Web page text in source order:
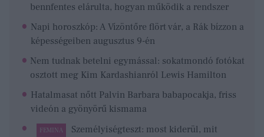
bennfentes elárulta, hogyan működik a rendszer
Napi horoszkóp: A Vízöntőre flört vár, a Rák bízzon a
képességeiben augusztus 9-én
Nem tudnak betelni egymással: sokatmondó fotókat
osztott meg Kim Kardashianról Lewis Hamilton
Hatalmasat nőtt Palvin Barbara babapocakja, friss
videón a gyönyörű kismama
FEMINA
Személyiségteszt: most kiderül, mit